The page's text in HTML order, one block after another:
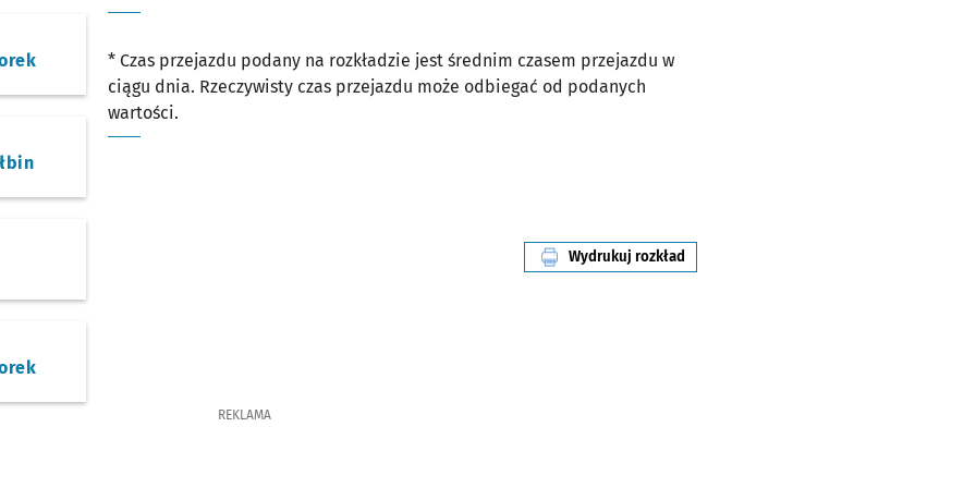
* Czas przejazdu podany na rozkładzie jest średnim czasem przejazdu w
ciągu dnia. Rzeczywisty czas przejazdu może odbiegać od podanych
wartości.
Wydrukuj rozkład
linii nr 5
REKLAMA